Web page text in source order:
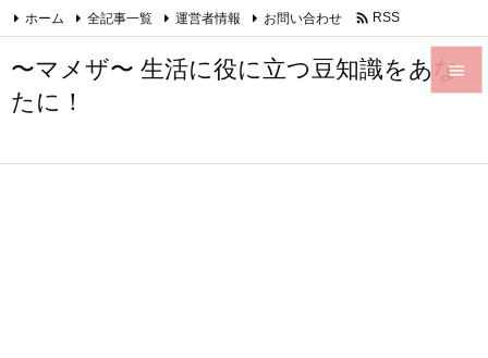
〜マメザ〜 生活に役に立つ豆知識をあな
たに！


ホーム 全記事一覧 運営者情報 お問い合わせ  RSS